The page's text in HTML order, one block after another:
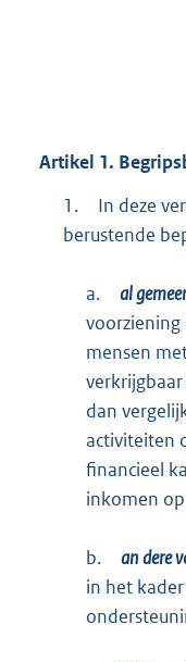
Artikel 1.
1.
In deze
berustende
a. al
voorziening
mensen
dan
activiteiten
financieel
inkomen
b. andere
in het